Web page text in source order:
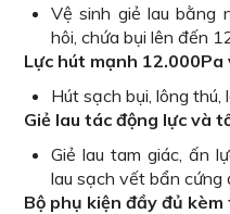
Vệ sinh giẻ lau bằng
hôi, chứa bụi lên đến
Lực hút mạnh 12.000Pa
Hút sạch bụi, lông thú,
Giẻ lau tác động lực và
Giẻ lau tam giác, ấn
lau sạch vết bẩn cứng
Bộ phụ kiện đầy đủ kèm